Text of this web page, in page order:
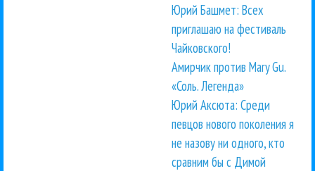
Юрий Башмет: Всех
приглашаю на фестиваль
Чайковского!
Амирчик против Mary Gu.
«Соль. Легенда»
Юрий Аксюта: Среди
певцов нового поколения я
не назову ни одного, кто
сравним бы с Димой